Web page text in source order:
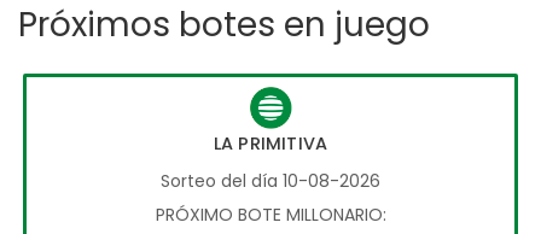
Próximos botes en juego
LA PRIMITIVA
Sorteo del día 10-08-2026
PRÓXIMO BOTE MILLONARIO: